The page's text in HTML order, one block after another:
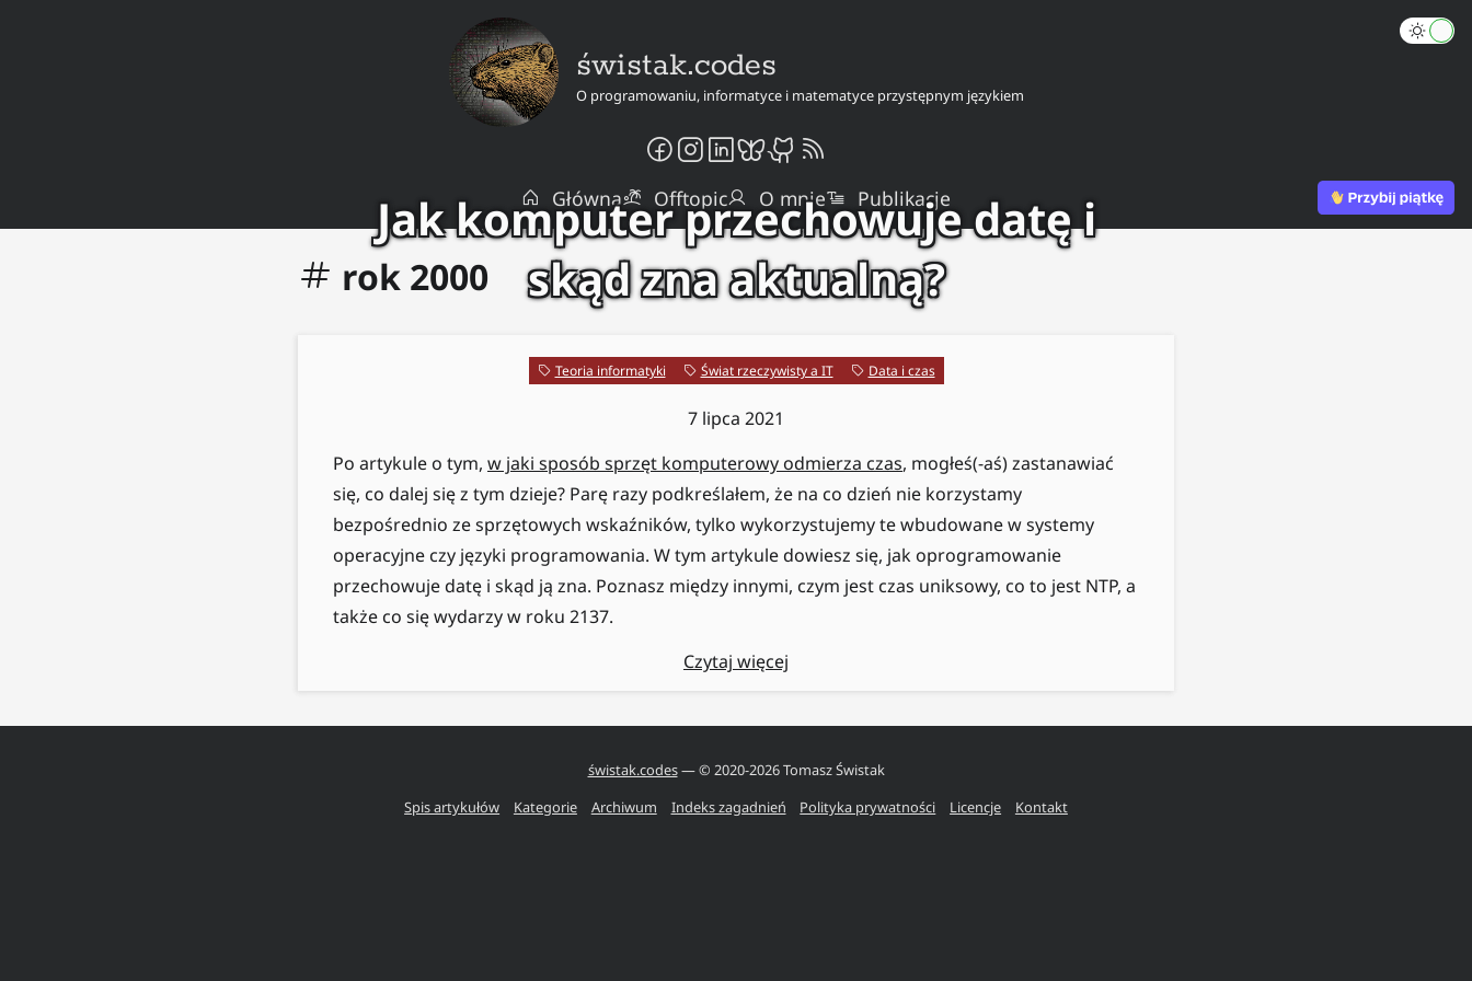
świstak.codes
O programowaniu, informatyce i matematyce przystępnym językiem
Główna Offtopic O mnie Publikacje
rok 2000
Jak komputer przechowuje datę i
skąd zna aktualną?
Teoria informatyki Świat rzeczywisty a IT Data i czas
7 lipca 2021
Po artykule o tym, w jaki sposób sprzęt komputerowy odmierza czas, mogłeś(-aś) zastanawiać
się, co dalej się z tym dzieje? Parę razy podkreślałem, że na co dzień nie korzystamy
bezpośrednio ze sprzętowych wskaźników, tylko wykorzystujemy te wbudowane w systemy
operacyjne czy języki programowania. W tym artykule dowiesz się, jak oprogramowanie
przechowuje datę i skąd ją zna. Poznasz między innymi, czym jest czas uniksowy, co to jest NTP, a
także co się wydarzy w roku 2137.
Czytaj więcej
świstak.codes— © 2020-2026Tomasz Świstak
Spis artykułów
Kategorie Archiwum Indeks zagadnień Polityka prywatności Licencje Kontakt